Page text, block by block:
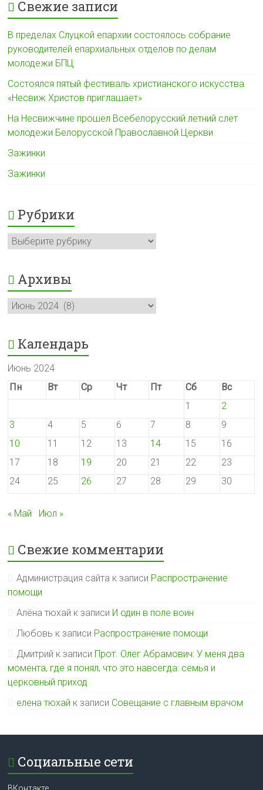
Свежие записи
В пределах Слуцкой епархии состоялось собрание
руководителей епархиальных отделов по делам
молодежи БПЦ
Состоялся пятый фестиваль христианского искусства
«Несвиж Христов приглашает»
На Несвижчине прошел Всебелорусский летний слет
молодежи Белорусской Православной Церкви
Зажинки
Зажинки
Рубрики
Рубрики
Архивы
Архивы
Календарь
Июнь 2024
Пн
Вт Ср Чт Пт Сб
Вс
1
2
3
4 5 6 7 8
9
10
11 12 13 14 15
16
17
18 19 20 21 22
23
24
25 26 27 28 29 30
« Май Июл »
Свежие комментарии
Администрация сайта к записи Распространение
помощи
Алёна тюхай к записи И один в поле воин
Любовь к записи Распространение помощи
Дмитрий к записи Прот. Олег Абрамович: У меня два
момента, где я понял, что это навсегда: семья и
церковный приход
елена тюхай к записи Совещание с главным врачом
Социальные сети